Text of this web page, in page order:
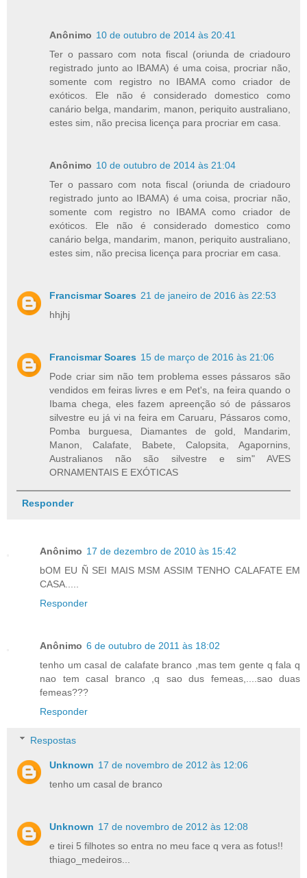
Anônimo 10 de outubro de 2014 às 20:41
Ter o passaro com nota fiscal (oriunda de criadouro
registrado junto ao IBAMA) é uma coisa, procriar não,
somente com registro no IBAMA como criador de
exóticos. Ele não é considerado domestico como
canário belga, mandarim, manon, periquito australiano,
estes sim, não precisa licença para procriar em casa.
Anônimo 10 de outubro de 2014 às 21:04
Ter o passaro com nota fiscal (oriunda de criadouro
registrado junto ao IBAMA) é uma coisa, procriar não,
somente com registro no IBAMA como criador de
exóticos. Ele não é considerado domestico como
canário belga, mandarim, manon, periquito australiano,
estes sim, não precisa licença para procriar em casa.
Francismar Soares 21 de janeiro de 2016 às 22:53
hhjhj
Francismar Soares 15 de março de 2016 às 21:06
Pode criar sim não tem problema esses pássaros são
vendidos em feiras livres e em Pet's, na feira quando o
Ibama chega, eles fazem apreenção só de pássaros
silvestre eu já vi na feira em Caruaru, Pássaros como,
Pomba burguesa, Diamantes de gold, Mandarim,
Manon, Calafate, Babete, Calopsita, Agapornins,
Australianos não são silvestre e sim" AVES
ORNAMENTAIS E EXÓTICAS
Responder
Anônimo 17 de dezembro de 2010 às 15:42
bOM EU Ñ SEI MAIS MSM ASSIM TENHO CALAFATE EM
CASA.....
Responder
Anônimo 6 de outubro de 2011 às 18:02
tenho um casal de calafate branco ,mas tem gente q fala q
nao tem casal branco ,q sao dus femeas,....sao duas
femeas???
Responder
Respostas
Unknown 17 de novembro de 2012 às 12:06
tenho um casal de branco
Unknown 17 de novembro de 2012 às 12:08
e tirei 5 filhotes so entra no meu face q vera as fotus!!
thiago_medeiros...